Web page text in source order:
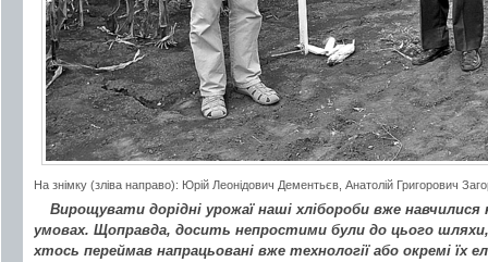
На знімку (зліва направо): Юрій Леонідович Дементьєв, Анатолій Григорович
Вирощувати дорідні урожаї наші хлібороби вже
умовах. Щоправда, досить непростими були до цього
хтось переймав напрацьовані вже технології або окремі їх